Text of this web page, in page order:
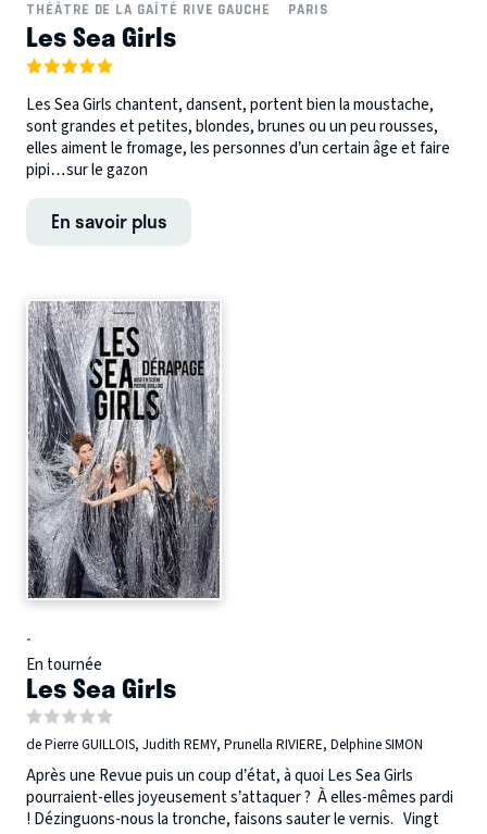
THÉÂTRE DE LA GAÎTÉ RIVE GAUCHE
PARIS
Les Sea Girls
Les Sea Girls chantent, dansent, portent bien la moustache,
sont grandes et petites, blondes, brunes ou un peu rousses,
elles aiment le fromage, les personnes d’un certain âge et faire
pipi…sur le gazon
En savoir plus
-
En tournée
Les Sea Girls
de Pierre GUILLOIS, Judith REMY, Prunella RIVIERE, Delphine SIMON
Après une Revue puis un coup d’état, à quoi Les Sea Girls
pourraient-elles joyeusement s’attaquer ? À elles-mêmes pardi
! Dézinguons-nous la tronche, faisons sauter le vernis. Vingt